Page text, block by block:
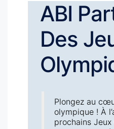
ABI
Des
Plongez au
olympique ! À
prochains